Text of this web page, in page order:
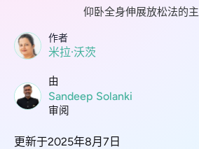
仰卧全身伸展放松法的
作者
米拉·沃茨
由
Sandeep Solanki
审阅
更新于2025年8月7日